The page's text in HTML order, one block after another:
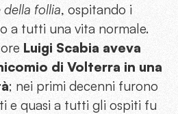
follia, ospitando i
a tutti una vita normale.
Luigi Scabia aveva
di Volterra in una
; nei primi decenni furono
e quasi a tutti gli ospiti fu